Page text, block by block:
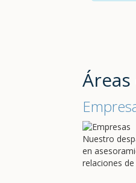
Nuestro
en
relaciones